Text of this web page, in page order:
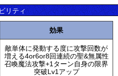
リティ
効果
敵単体に発動する度に攻撃回数が
増える4or6or8回連続の聖&無属性
召喚魔法攻撃+1ターン自身の限界
突破Lv1アップ